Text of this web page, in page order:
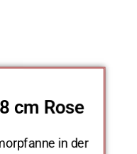
cm Rose
in der